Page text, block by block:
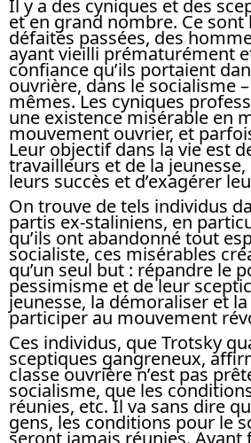
Il y a des cyniques et des
et en grand nombre. Ce sont
défaites passées, des
ayant vieilli prématurément
confiance qu’ils portaient
ouvrière, dans le socialisme
mêmes. Les cyniques
une existence misérable en
mouvement ouvrier, et
Leur objectif dans la vie est
travailleurs et de la
leurs succès et d’exagérer
On trouve de tels individus
partis ex-staliniens, en
qu’ils ont abandonné tout
socialiste, ces misérables
qu’un seul but : répandre le
pessimisme et de leur
jeunesse, la démoraliser et
participer au mouvement
Ces individus, que Trotsky
sceptiques gangreneux,
classe ouvrière n’est pas
socialisme, que les
réunies, etc. Il va sans dire
gens, les conditions pour le
seront jamais réunies. Ayant